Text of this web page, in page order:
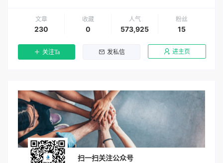
文章
230
收藏
0
人气
573,925
粉丝
15
关注Ta 发私信 进主页
扫一扫关注公众号